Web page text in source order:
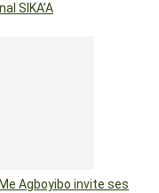
SIKA’A
Agboyibo invite ses